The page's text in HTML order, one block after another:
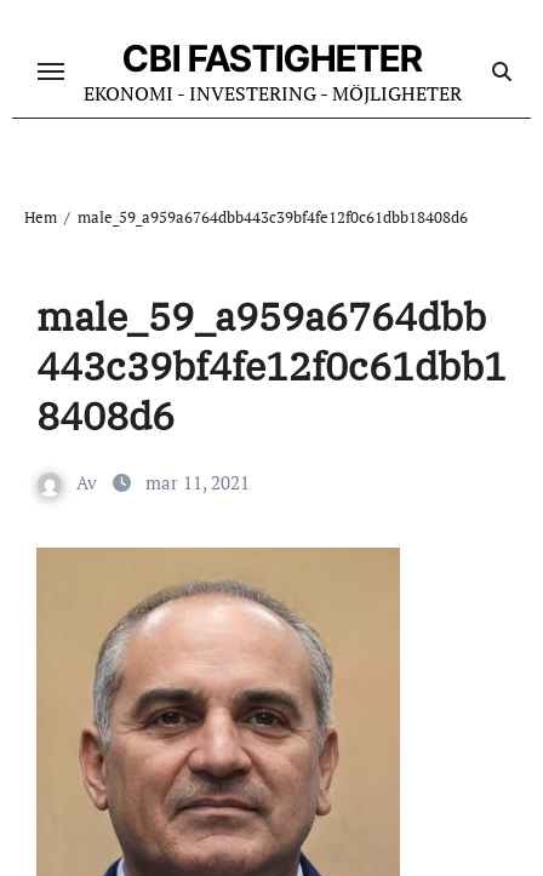
innehåll
CBI FASTIGHETER
EKONOMI - INVESTERING - MÖJLIGHETER
Hem male_59_a959a6764dbb443c39bf4fe12f0c61dbb18408d6
male_59_a959a6764dbb
443c39bf4fe12f0c61dbb1
8408d6
Av mar 11, 2021